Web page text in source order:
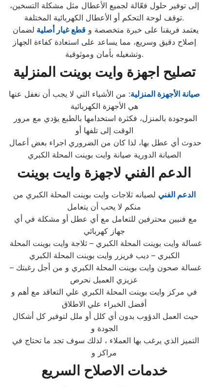
إلى توفير حلول فعّالة لجميع الأعطال مثل مشكلة التسخين،
توقف لوحة التحكم أو الأعطال الكهربائية المختلفة.
يعتمد فريقنا على خبرة متخصصة وقطع غيار أصلية لضمان
إصلاح دقيق وسريع، مما يساعد على استعادة كفاءة الجهاز
وتشغيله بأمان وموثوقية.
تصليح اجهزة وايت بوينت المنزلية
صيانة الأجهزة المنزلية: من الأشياء التي لا يجب أن نغفل عنها
هي الأجهزة الكهربائية
الوقت إلى تلفها أو
الصيانة الدورية صيانة وايت بوينت المحلة الكبري
الدعم الفني لاجهزة وايت بوينت
الدعم الفني لصيانه ثلاجات وايت بوينت المحلة الكبري من
منكم لا يحب أن يتعامل
جهاز كهربائي
الكبري – ديب فريزر وايت بوينت المحلة الكبري
– غسالة صحون وايت بوينت المحلة الكبري و من أجل رغبتك
عزيزي العميل نحرص
في مركز وايت بوينت المحلة الكبري علي التعاقد مع أهم و
أفضل الخبراء علي الاطلاق
الجودة و
مراكز و
خدمات الاصلاح السريع